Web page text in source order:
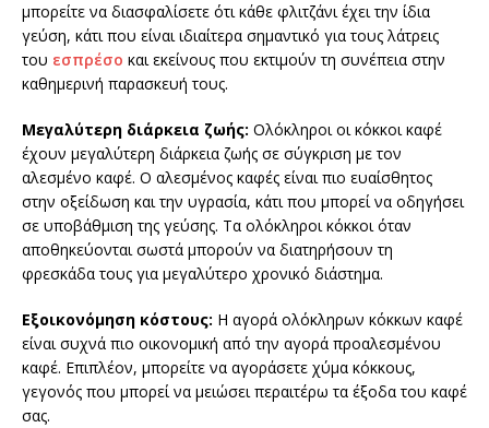
μπορείτε να διασφαλίσετε ότι κάθε φλιτζάνι έχει την ίδια
γεύση, κάτι που είναι ιδιαίτερα σημαντικό για τους λάτρεις
του εσπρέσο και εκείνους που εκτιμούν τη συνέπεια στην
καθημερινή παρασκευή τους.
Μεγαλύτερη διάρκεια ζωής: Ολόκληροι οι κόκκοι καφέ
έχουν μεγαλύτερη διάρκεια ζωής σε σύγκριση με τον
αλεσμένο καφέ. Ο αλεσμένος καφές είναι πιο ευαίσθητος
στην οξείδωση και την υγρασία, κάτι που μπορεί να οδηγήσει
σε υποβάθμιση της γεύσης. Τα ολόκληροι κόκκοι όταν
αποθηκεύονται σωστά μπορούν να διατηρήσουν τη
φρεσκάδα τους για μεγαλύτερο χρονικό διάστημα.
Εξοικονόμηση κόστους: Η αγορά ολόκληρων κόκκων καφέ
είναι συχνά πιο οικονομική από την αγορά προαλεσμένου
καφέ. Επιπλέον, μπορείτε να αγοράσετε χύμα κόκκους,
γεγονός που μπορεί να μειώσει περαιτέρω τα έξοδα του καφέ
σας.